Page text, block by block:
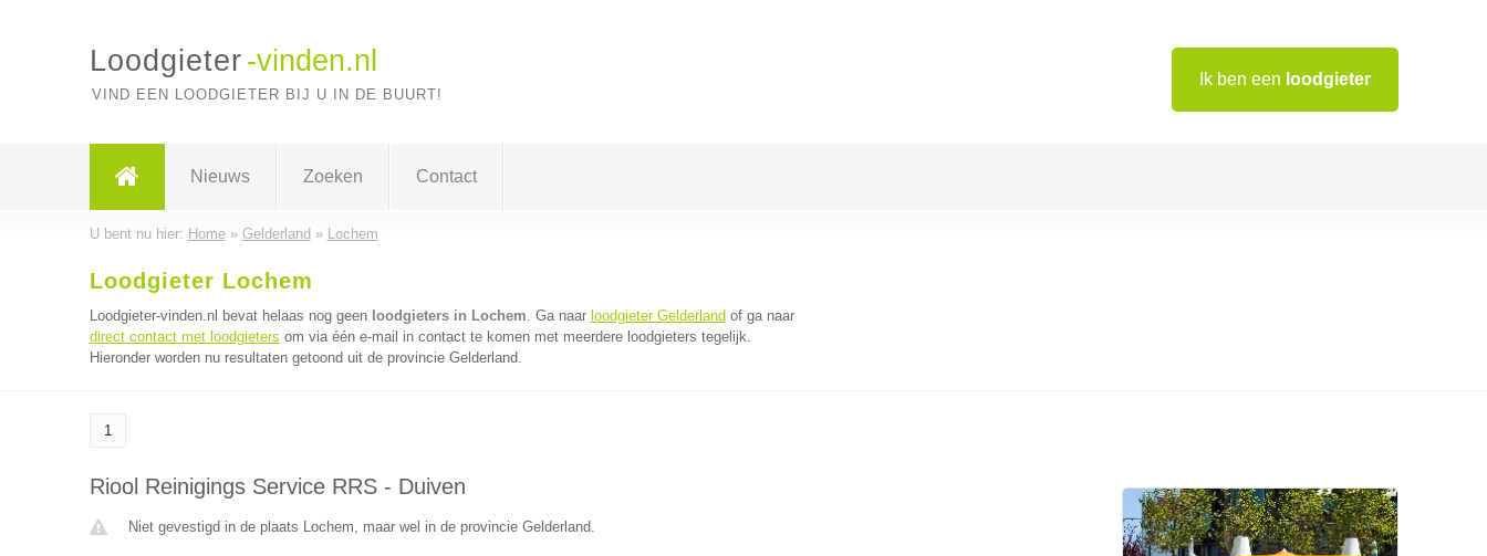
Ik ben een loodgieter
Loodgieter -vinden.nl
VIND EEN LOODGIETER BIJ U IN DE BUURT!
Nieuws Zoeken Contact
U bent nu hier: Home» Gelderland » Lochem
Loodgieter Lochem
Loodgieter-vinden.nl bevat helaas nog geen loodgieters in Lochem. Ga naar loodgieter Gelderland of ga naar
direct contact met loodgieters om via één e-mail in contact te komen met meerdere loodgieters tegelijk.
Hieronder worden nu resultaten getoond uit de provincie Gelderland.
1
Riool Reinigings Service RRS - Duiven
Niet gevestigd in de plaats Lochem, maar wel in de provincie Gelderland.